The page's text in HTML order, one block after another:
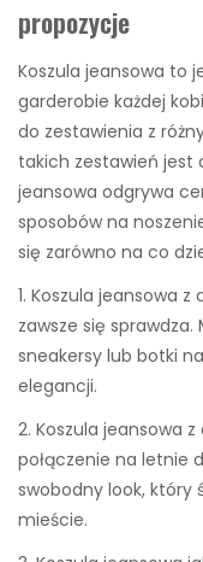
propozycje
Koszula jeansowa to
garderobie każdej
do zestawienia z
takich zestawień jest
jeansowa odgrywa
sposobów na
się zarówno na co
1. Koszula jeansowa
zawsze się
sneakersy lub botki
elegancji.
2. Koszula jeansowa
połączenie na letnie
swobodny look, który
mieście.